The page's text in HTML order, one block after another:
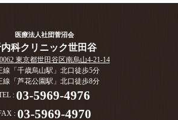
医療法人社団菅沼会
科クリニック世田谷
東京都世田谷区南烏山4-21-14
線「千歳烏山駅」北口徒歩5分
線「芦花公園駅」北口徒歩8分
: 03-5969-4976
: 03-5969-4970